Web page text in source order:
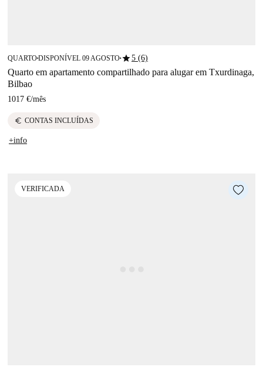
QUARTO■DISPONÍVEL 09 AGOSTO■star5 (6)
Quarto em apartamento compartilhado para alugar em Txurdinaga,
Bilbao
1017 €/mês
euro CONTAS INCLUÍDAS
+info
VERIFICADA